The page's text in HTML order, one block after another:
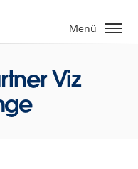
Menü
Viz